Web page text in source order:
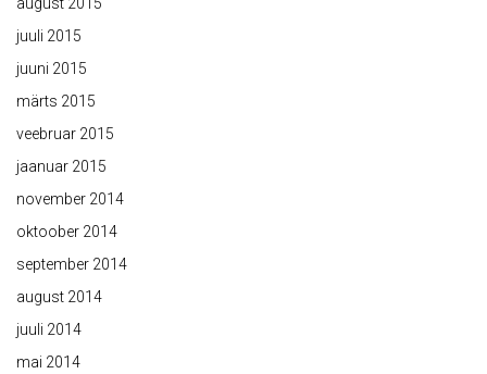
juuli 2015
juuni 2015
märts 2015
veebruar 2015
jaanuar 2015
november 2014
oktoober 2014
september 2014
august 2014
juuli 2014
mai 2014